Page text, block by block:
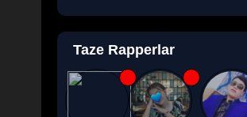
Taze Rapperlar